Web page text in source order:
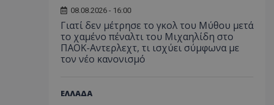
08.08.2026 - 16:00
Γιατί δεν μέτρησε το γκολ του Μύθου μετά
το χαμένο πέναλτι του Μιχαηλίδη στο
ΠΑΟΚ-Αντερλεχτ, τι ισχύει σύμφωνα με
τον νέο κανονισμό
ΕΛΛΑΔΑ